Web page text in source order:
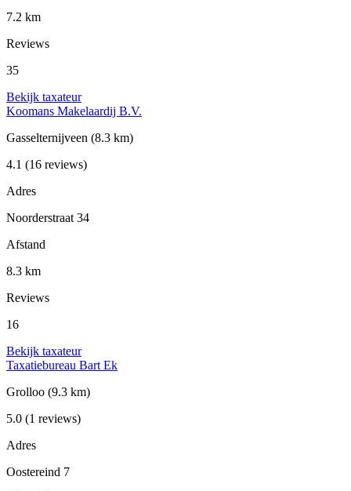
7.2 km
Reviews
35
Bekijk taxateur
Koomans Makelaardij B.V.
Gasselternijveen (8.3 km)
4.1 (16 reviews)
Adres
Noorderstraat 34
Afstand
8.3 km
Reviews
16
Bekijk taxateur
Taxatiebureau Bart Ek
Grolloo (9.3 km)
5.0 (1 reviews)
Adres
Oostereind 7